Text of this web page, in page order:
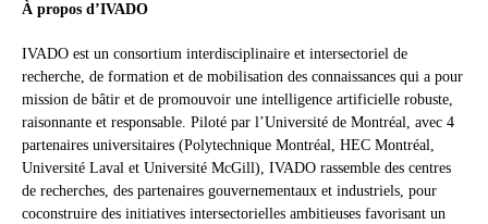
À propos d’IVADO
IVADO est un consortium interdisciplinaire et intersectoriel de
recherche, de formation et de mobilisation des connaissances qui a pour
mission de bâtir et de promouvoir une intelligence artificielle robuste,
raisonnante et responsable. Piloté par l’Université de Montréal, avec 4
partenaires universitaires (Polytechnique Montréal, HEC Montréal,
Université Laval et Université McGill), IVADO rassemble des centres
de recherches, des partenaires gouvernementaux et industriels, pour
coconstruire des initiatives intersectorielles ambitieuses favorisant un